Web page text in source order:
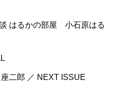
はるかの部屋 小石原はる
二郎 ／ NEXT ISSUE